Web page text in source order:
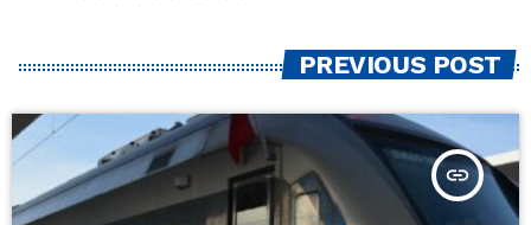
PREVIOUS POST
insert_link